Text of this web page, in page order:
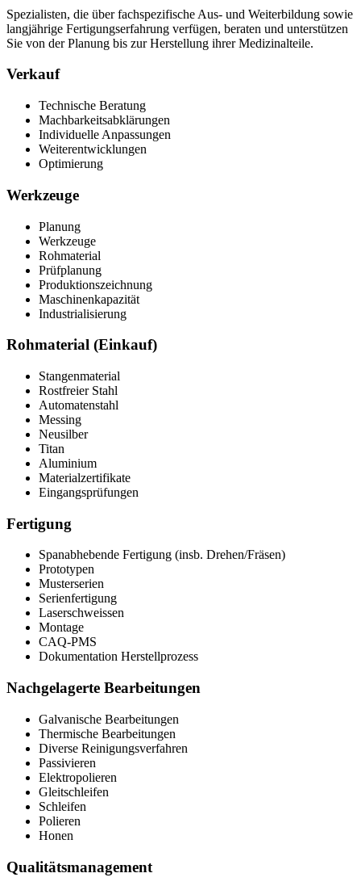
Spezialisten, die über fachspezifische Aus- und Weiterbildung sowie
langjährige Fertigungserfahrung verfügen, beraten und unterstützen
Sie von der Planung bis zur Herstellung ihrer Medizinalteile.
Verkauf
Technische Beratung
Machbarkeitsabklärungen
Individuelle Anpassungen
Weiterentwicklungen
Optimierung
Werkzeuge
Planung
Werkzeuge
Rohmaterial
Prüfplanung
Produktionszeichnung
Maschinenkapazität
Industrialisierung
Rohmaterial (Einkauf)
Stangenmaterial
Rostfreier Stahl
Automatenstahl
Messing
Neusilber
Titan
Aluminium
Materialzertifikate
Eingangsprüfungen
Fertigung
Spanabhebende Fertigung (insb. Drehen/Fräsen)
Prototypen
Musterserien
Serienfertigung
Laserschweissen
Montage
CAQ-PMS
Dokumentation Herstellprozess
Nachgelagerte Bearbeitungen
Galvanische Bearbeitungen
Thermische Bearbeitungen
Diverse Reinigungsverfahren
Passivieren
Elektropolieren
Gleitschleifen
Schleifen
Polieren
Honen
Qualitäts­management